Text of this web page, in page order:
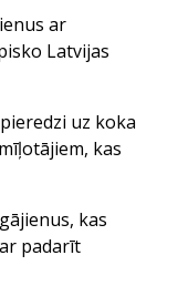
ar
Latvijas
uz koka
kas
kas
padarīt